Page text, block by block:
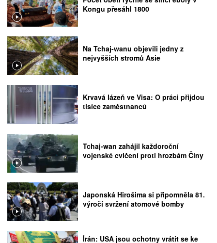
Kongu přesáhl 1800
Na Tchaj-wanu objevili jedny z
nejvyšších stromů Asie
Krvavá lázeň ve Visa: O práci přijdou
tisíce zaměstnanců
Tchaj-wan zahájil každoroční
vojenské cvičení proti hrozbám Číny
Japonská Hirošima si připomněla 81.
výročí svržení atomové bomby
Írán: USA jsou ochotny vrátit se ke